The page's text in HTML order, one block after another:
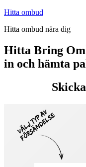
Hoppa
innehåll
Hitta ombud
Hitta ombud nära dig
Hitta Bring
in och hämta